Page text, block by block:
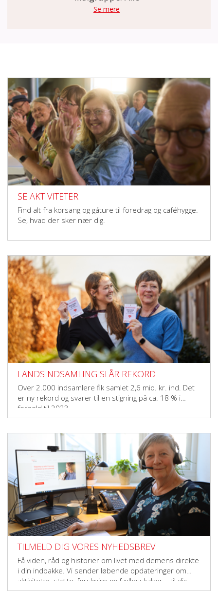
Se mere
SE AKTIVITETER
Find alt fra korsang og gåture til foredrag og caféhygge.
Se, hvad der sker nær dig.
LANDSINDSAMLING SLÅR REKORD
Over 2.000 indsamlere fik samlet 2,6 mio. kr. ind. Det
er ny rekord og svarer til en stigning på ca. 18 % i
forhold til 2023.
TILMELD DIG VORES NYHEDSBREV
Få viden, råd og historier om livet med demens direkte
i din indbakke. Vi sender løbende opdateringer om
aktiviteter, støtte, forskning og fællesskaber – til dig,
der vil gøre en forskel.